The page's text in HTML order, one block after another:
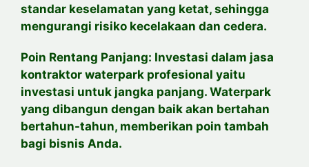
standar keselamatan yang ketat, sehingga
mengurangi risiko kecelakaan dan cedera.
Poin Rentang Panjang: Investasi dalam jasa
kontraktor waterpark profesional yaitu
investasi untuk jangka panjang. Waterpark
yang dibangun dengan baik akan bertahan
bertahun-tahun, memberikan poin tambah
bagi bisnis Anda.